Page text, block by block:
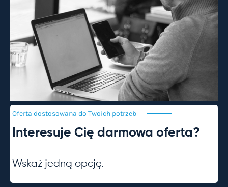
Oferta dostosowana do Twoich potrzeb
Interesuje Cię darmowa oferta?
Wskaż jedną opcję.